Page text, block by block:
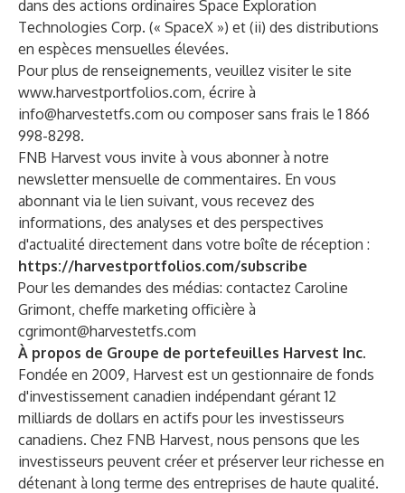
dans des actions ordinaires Space Exploration
Technologies Corp. (« SpaceX ») et (ii) des distributions
en espèces mensuelles élevées.
Pour plus de renseignements, veuillez visiter le site
www.harvestportfolios.com, écrire à
info@harvestetfs.com ou composer sans frais le 1 866
998-8298.
FNB Harvest vous invite à vous abonner à notre
newsletter mensuelle de commentaires. En vous
abonnant via le lien suivant, vous recevez des
informations, des analyses et des perspectives
d'actualité directement dans votre boîte de réception :
https://harvestportfolios.com/subscribe
Pour les demandes des médias: contactez Caroline
Grimont, cheffe marketing officière à
cgrimont@harvestetfs.com
À propos de Groupe de portefeuilles Harvest Inc.
Fondée en 2009, Harvest est un gestionnaire de fonds
d'investissement canadien indépendant gérant 12
milliards de dollars en actifs pour les investisseurs
canadiens. Chez FNB Harvest, nous pensons que les
investisseurs peuvent créer et préserver leur richesse en
détenant à long terme des entreprises de haute qualité.